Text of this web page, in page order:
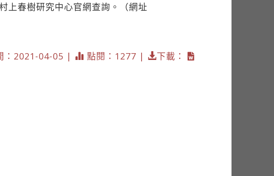
上春樹研究中心官網查詢。（網址
：2021-04-05 | 點閱：1277 | 下載：